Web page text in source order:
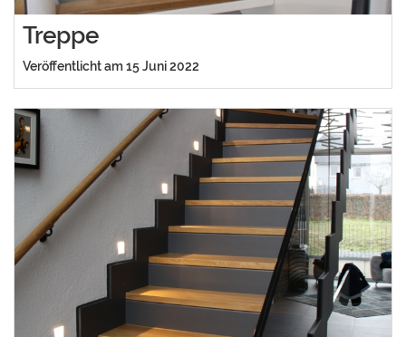
Treppe
Veröffentlicht am 15 Juni 2022